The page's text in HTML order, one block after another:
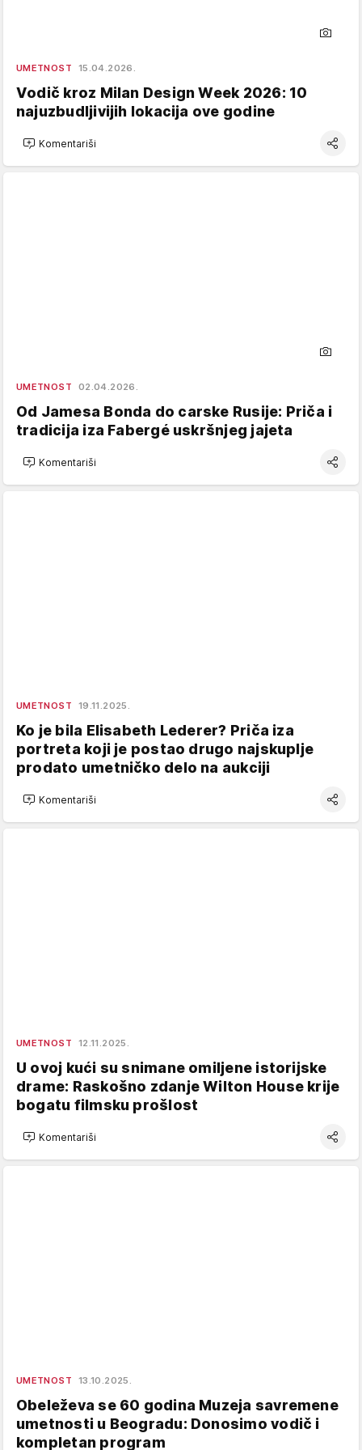
UMETNOST 15.04.2026.
Vodič kroz Milan Design Week 2026: 10
najuzbudljivijih lokacija ove godine
Komentariši
UMETNOST 02.04.2026.
Od Jamesa Bonda do carske Rusije: Priča i
tradicija iza Fabergé uskršnjeg jajeta
Komentariši
UMETNOST 19.11.2025.
Ko je bila Elisabeth Lederer? Priča iza
portreta koji je postao drugo najskuplje
prodato umetničko delo na aukciji
Komentariši
UMETNOST 12.11.2025.
U ovoj kući su snimane omiljene istorijske
drame: Raskošno zdanje Wilton House krije
bogatu filmsku prošlost
Komentariši
UMETNOST 13.10.2025.
Obeleževa se 60 godina Muzeja savremene
umetnosti u Beogradu: Donosimo vodič i
kompletan program